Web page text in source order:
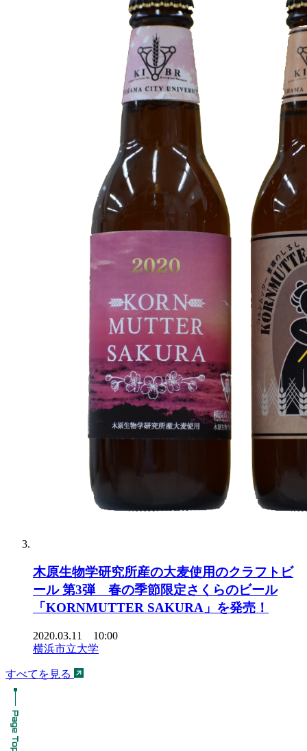
木原生物学研究所産の大麦使用のクラフトビ
ール 第3弾 春の季節限定さくらのビール
「KORNMUTTER SAKURA」を発売！
2020.03.11 10:00
横浜市立大学
すべてを見る